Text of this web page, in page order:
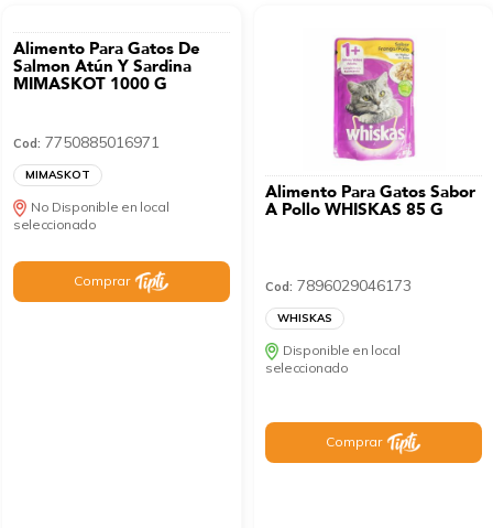
Alimento Para Gatos De
Salmon Atún Y Sardina
MIMASKOT 1000 G
Cod: 7750885016971
MIMASKOT
No Disponible en local
seleccionado
Comprar
Alimento Para Gatos Sabor
A Pollo WHISKAS 85 G
Cod: 7896029046173
WHISKAS
Disponible en local
seleccionado
Comprar